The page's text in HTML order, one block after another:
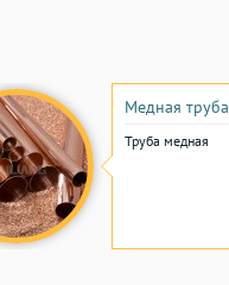
Медная труба
Труба медная